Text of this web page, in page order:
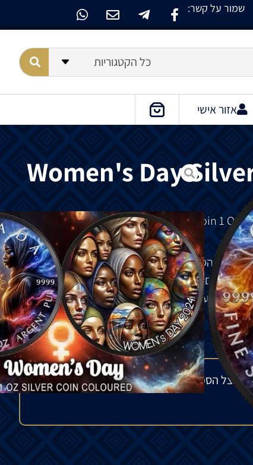
שמור על קשר:
כל הקטגוריות
אזור אישי
Women's Day
Silver Ruthenium Coin 1 Oz
הוא המהדורה הראשונה של הסדרה ״יום האישה״. סדרה של מטבעות עלה
הצדדים. המטבע מציין את אחד הימים החשובים
והעדות ואת האיחוד של כולם.
אצל הספק בחו"ל ולתנודות בשוק העולמי. הפער